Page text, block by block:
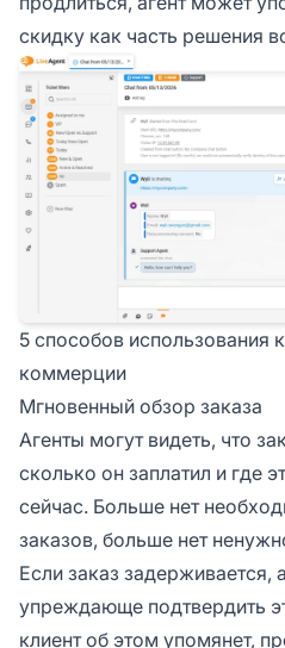
скидку как часть решения
5 способов использования
коммерции
Мгновенный обзор заказа
Агенты могут видеть, что
сколько он заплатил и где
сейчас. Больше нет
заказов, больше нет
Если заказ задерживается,
упреждающе подтвердить
клиент об этом упомянет,